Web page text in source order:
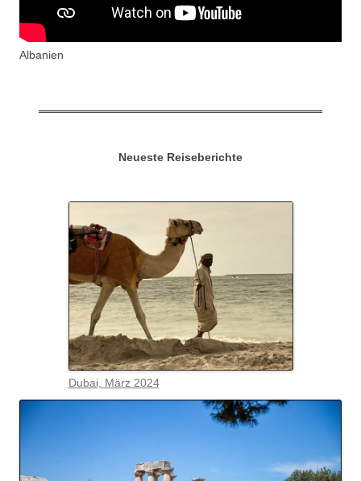
Albanien
Neueste Reiseberichte
Dubai, März 2024